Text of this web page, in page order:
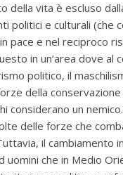
vita è escluso
e culturali (che
pace e nel reciproco
in un’area dove al
politico, il
della conservazione
un
delle forze che
il cambiamento
che in Medio